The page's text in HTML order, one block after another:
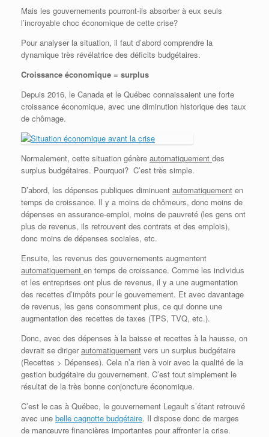
Mais les gouvernements pourront-ils absorber à eux seuls
l’incroyable choc économique de cette crise?
Pour analyser la situation, il faut d’abord comprendre la
dynamique très révélatrice des déficits budgétaires.
Croissance économique = surplus
Depuis 2016, le Canada et le Québec connaissaient une forte
croissance économique, avec une diminution historique des taux
de chômage.
Normalement, cette situation génère automatiquement des
surplus budgétaires. Pourquoi? C’est très simple.
D’abord, les dépenses publiques diminuent automatiquement en
temps de croissance. Il y a moins de chômeurs, donc moins de
dépenses en assurance-emploi, moins de pauvreté (les gens ont
plus de revenus, ils retrouvent des contrats et des emplois),
donc moins de dépenses sociales, etc.
Ensuite, les revenus des gouvernements augmentent
automatiquement en temps de croissance. Comme les individus
et les entreprises ont plus de revenus, il y a une augmentation
des recettes d’impôts pour le gouvernement. Et avec davantage
de revenus, les gens consomment plus, ce qui donne une
augmentation des recettes de taxes (TPS, TVQ, etc.).
Donc, avec des dépenses à la baisse et recettes à la hausse, on
devrait se dirigerautomatiquement vers un surplus budgétaire
(Recettes > Dépenses). Cela n’a rien à voir avec la qualité de la
gestion budgétaire du gouvernement. C’est tout simplement le
résultat de la très bonne conjoncture économique.
C’est le cas à Québec, le gouvernement Legault s’étant retrouvé
avec une belle cagnotte budgétaire. Il dispose donc de marges
de manœuvre financières importantes pour affronter la crise.